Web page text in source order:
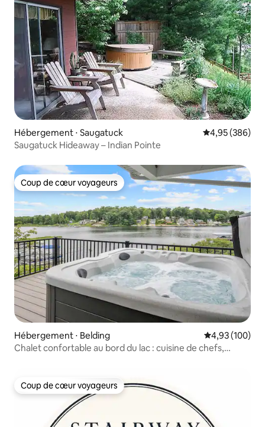
Hébergement ⋅ Saugatuck Évaluation
4,95 (386)
Saugatuck Hideaway – Indian Pointe
Coup de cœur voyageurs
Coup de cœur voyageurs
Hébergement ⋅ Belding Évaluation
4,93 (100)
Chalet confortable au bord du lac : cuisine de chefs,
Coup de cœur voyageurs
Coup de cœur voyageurs